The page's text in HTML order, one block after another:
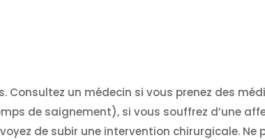
Consultez un médecin si vous prenez des
de saignement), si vous souffrez d’une
de subir une intervention chirurgicale. Ne